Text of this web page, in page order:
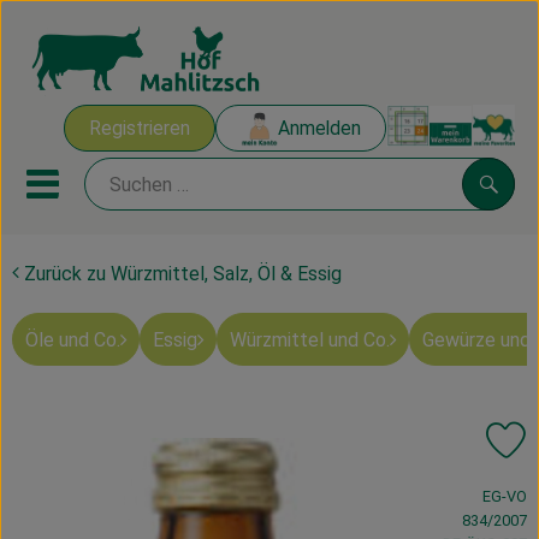
Registrieren Anmelden
Mobiles Menu öffnen oder
Ökokisten
Mahlitzscher Produkte
Obst & Gemüse
Zurück zu Würzmittel, Salz, Öl & Essig
Öle und Co. Essig Würzmittel und Co. Gewürze und
, Verband:
EG-VO
834/2007